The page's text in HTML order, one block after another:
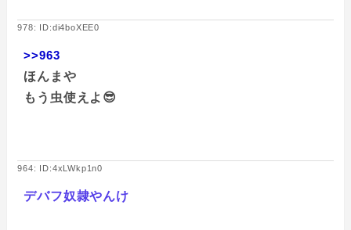
978: ID:di4boXEE0
>>963
ほんまや
もう虫使えよ😎
964: ID:4xLWkp1n0
デバフ奴隷やんけ